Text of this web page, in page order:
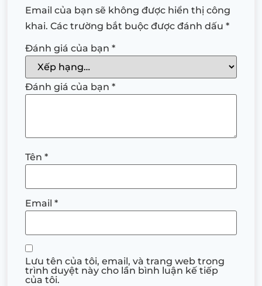
Email của bạn sẽ không được hiển thị công
khai. Các trường bắt buộc được đánh dấu *
Đánh giá của bạn *
Đánh giá của bạn *
Tên *
Email *
Lưu tên của tôi, email, và trang web trong
trình duyệt này cho lần bình luận kế tiếp
của tôi.